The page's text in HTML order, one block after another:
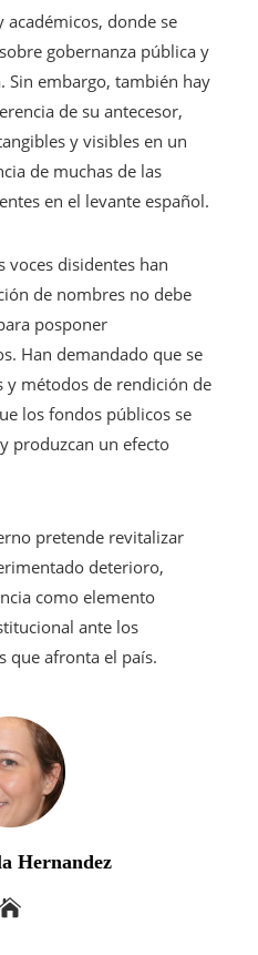
académicos, donde se
gobernanza pública y
Sin embargo, también hay
de su antecesor,
y visibles en un
de muchas de las
en el levante español.
disidentes han
de nombres no debe
posponer
Han demandado que se
y métodos de rendición de
los fondos públicos se
produzcan un efecto
pretende revitalizar
deterioro,
como elemento
ante los
que afronta el país.
Hernandez